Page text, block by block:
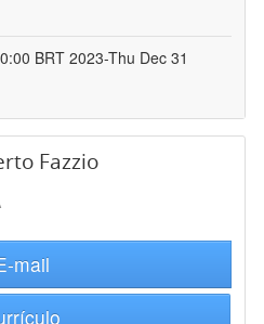
BRT 2023-Thu Dec 31
Fazzio
mail